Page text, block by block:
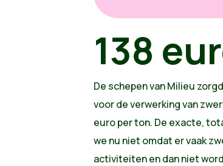
138
De schepen van Milieu
voor de verwerking van
euro per ton. De exacte,
we nu niet omdat er vaak
activiteiten en dan niet